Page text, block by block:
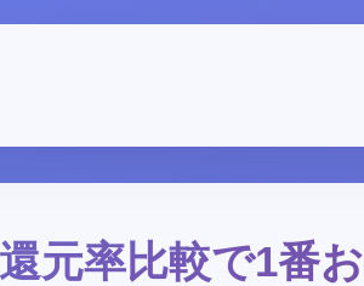
元率比較で1番